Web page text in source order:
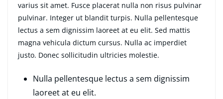
varius sit amet. Fusce placerat nulla non risus pulvinar
pulvinar. Integer ut blandit turpis. Nulla pellentesque
lectus a sem dignissim laoreet at eu elit. Sed mattis
magna vehicula dictum cursus. Nulla ac imperdiet
justo. Donec sollicitudin ultricies molestie.
Nulla pellentesque lectus a sem dignissim
laoreet at eu elit.